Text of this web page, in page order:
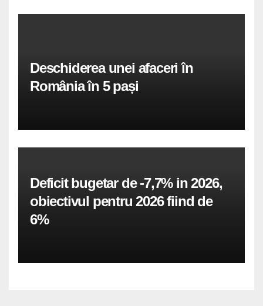
Deschiderea unei afaceri în
România în 5 pași
Deficit bugetar de -7,7% in 2026,
obiectivul pentru 2026 fiind de
6%